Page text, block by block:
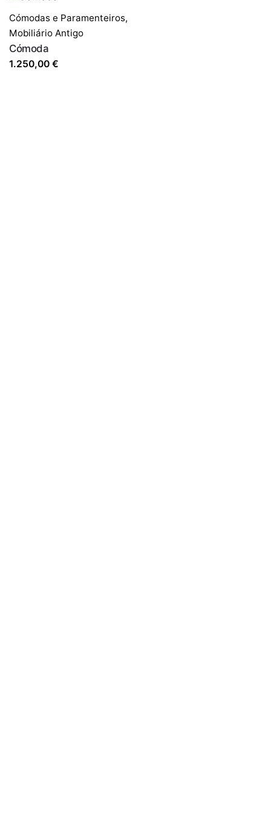
Cómodas e Paramenteiros,
Mobiliário Antigo
Cómoda
1.250,00 €